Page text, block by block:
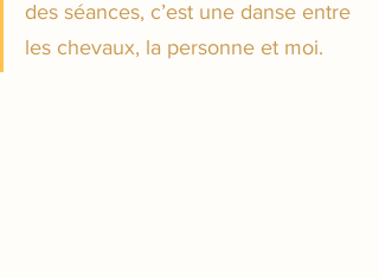
des séances, c’est une danse entre
les chevaux, la personne et moi.